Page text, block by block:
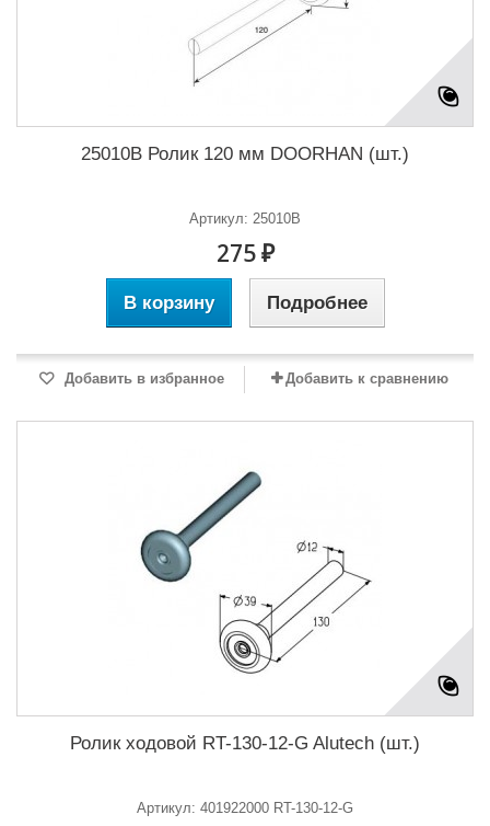
25010B Ролик 120 мм DOORHAN (шт.)
Артикул: 25010B
275 ₽
В корзину Подробнее
Добавить в избранное Добавить к сравнению
Ролик ходовой RT-130-12-G Alutech (шт.)
Артикул: 401922000 RT-130-12-G